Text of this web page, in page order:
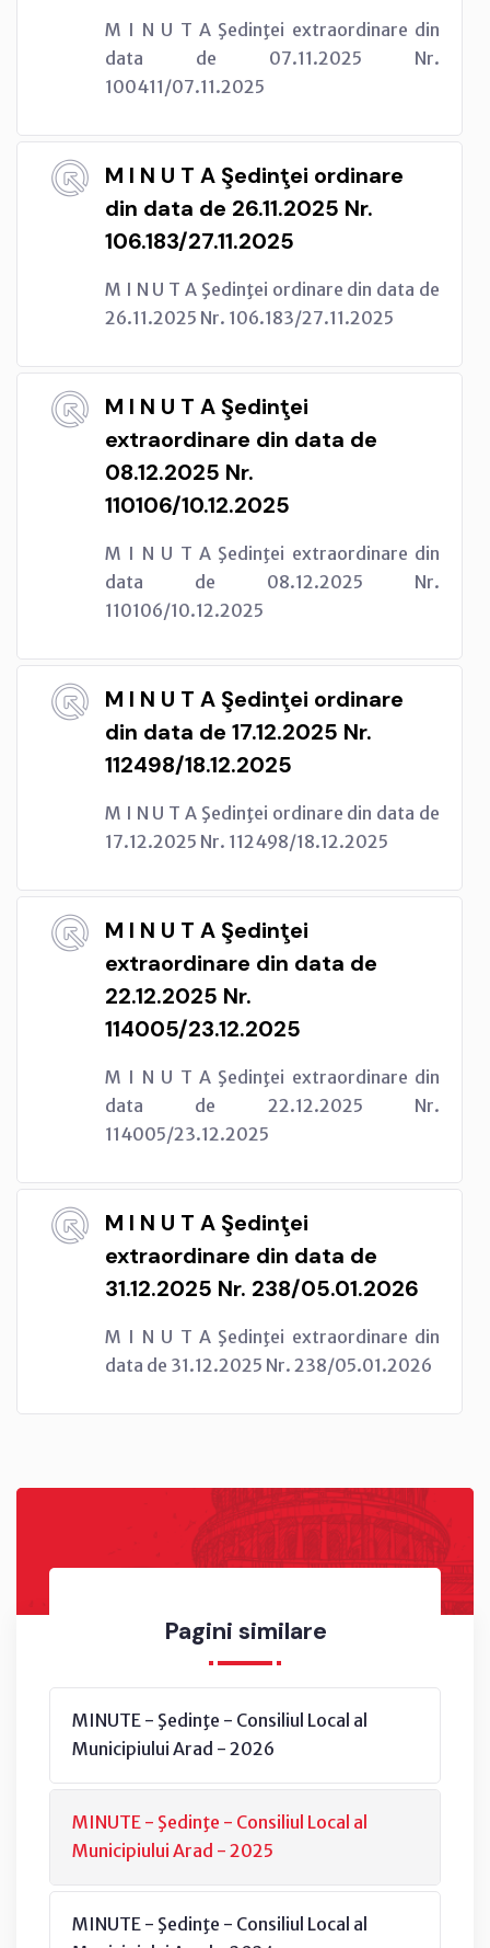
Pagini similare
MINUTE - Şedinţe - Consiliul Local al
Municipiului Arad - 2026
MINUTE - Şedinţe - Consiliul Local al
Municipiului Arad - 2025
MINUTE - Şedinţe - Consiliul Local al
M I N U T A Şedinţei extraordinare din
data de 07.11.2025 Nr.
100411/07.11.2025
M I N U T A Şedinţei ordinare
din data de 26.11.2025 Nr.
106.183/27.11.2025
M I N U T A Şedinţei ordinare din data de
26.11.2025 Nr. 106.183/27.11.2025
M I N U T A Şedinţei
extraordinare din data de
08.12.2025 Nr.
110106/10.12.2025
M I N U T A Şedinţei extraordinare din
data de 08.12.2025 Nr.
110106/10.12.2025
M I N U T A Şedinţei ordinare
din data de 17.12.2025 Nr.
112498/18.12.2025
M I N U T A Şedinţei ordinare din data de
17.12.2025 Nr. 112498/18.12.2025
M I N U T A Şedinţei
extraordinare din data de
22.12.2025 Nr.
114005/23.12.2025
M I N U T A Şedinţei extraordinare din
data de 22.12.2025 Nr.
114005/23.12.2025
M I N U T A Şedinţei
extraordinare din data de
31.12.2025 Nr. 238/05.01.2026
M I N U T A Şedinţei extraordinare din
data de 31.12.2025 Nr. 238/05.01.2026